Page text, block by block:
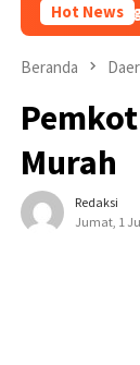
Hot News
Empat
Beranda
Murah
Redaksi
Jumat, 1